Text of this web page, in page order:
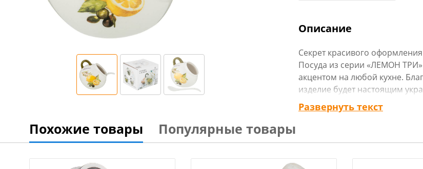
Описание
Секрет красивого
Посуда из серии «ЛЕМОН ТРИ»
акцентом на любой кухне.
изделие будет настоящим
прекрасно подойдет в
Сделайте себе подарок,
Посуда AGNESS
Развернуть текст
Похожие товары Популярные товары